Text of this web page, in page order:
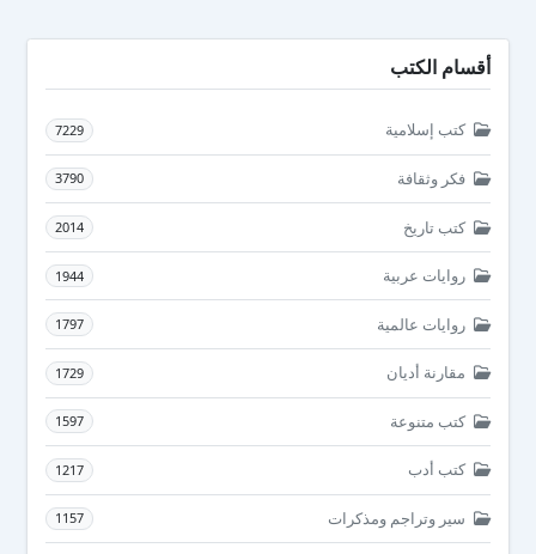
أقسام الكتب
كتب إسلامية 7229
فكر وثقافة 3790
كتب تاريخ 2014
روايات عربية 1944
روايات عالمية 1797
مقارنة أديان 1729
كتب متنوعة 1597
كتب أدب 1217
سير وتراجم ومذكرات 1157